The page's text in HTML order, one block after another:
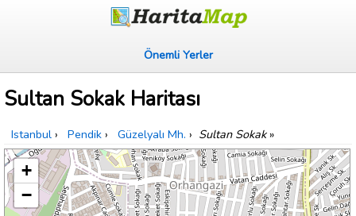
Önemli Yerler
Sultan Sokak Haritası
Istanbul › Pendik › Güzelyalı Mh. › Sultan Sokak»
+
−